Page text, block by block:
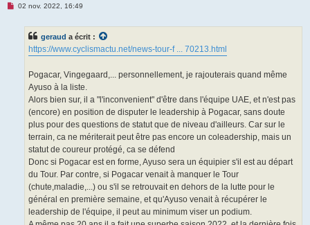
M02 nov. 2022, 16:49
geraud a écrit :
https://www.cyclismactu.net/news-tour-f ... 70213.html
Pogacar, Vingegaard,... personnellement, je rajouterais quand même
Ayuso à la liste.
Alors bien sur, il a "l'inconvenient" d'être dans l'équipe UAE, et n'est pas
(encore) en position de disputer le leadership à Pogacar, sans doute
plus pour des questions de statut que de niveau d'ailleurs. Car sur le
terrain, ca ne mériterait peut être pas encore un coleadership, mais un
statut de coureur protégé, ca se défend
Donc si Pogacar est en forme, Ayuso sera un équipier s'il est au départ
du Tour. Par contre, si Pogacar venait à manquer le Tour
(chute,maladie,...) ou s'il se retrouvait en dehors de la lutte pour le
général en première semaine, et qu'Ayuso venait à récupérer le
leadership de l'équipe, il peut au minimum viser un podium.